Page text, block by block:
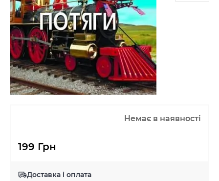
Немає в наявності
199 Грн
Доставка і оплата